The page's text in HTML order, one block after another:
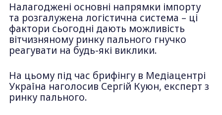
Налагоджені основні напрямки імпорту
та розгалужена логістична система – ці
фактори сьогодні дають можливість
вітчизняному ринку пального гнучко
реагувати на будь-які виклики.
На цьому під час брифінгу в Медіацентрі
Україна наголосив Сергій Куюн, експерт з
ринку пального.